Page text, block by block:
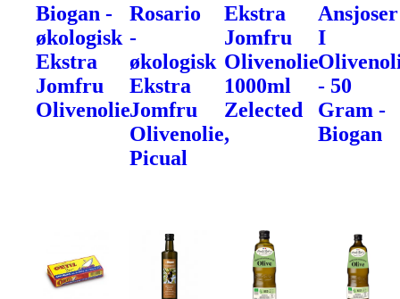
Biogan -
økologisk
Ekstra
Jomfru
Olivenolie
Rosario
-
økologisk
Ekstra
Jomfru
Olivenolie,
Picual
Ekstra
Jomfru
Olivenolie
1000ml
Zelected
Ansjoser
I
- 50
Gram -
Biogan